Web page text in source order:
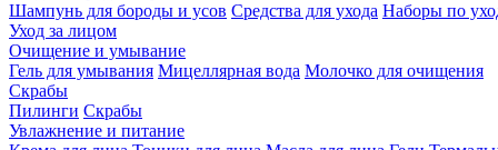
Шампунь для бороды и усов Средства для ухода Наборы по
Уход за лицом
Очищение и умывание
Гель для умывания Мицеллярная вода Молочко для очищения
Скрабы
Пилинги Скрабы
Увлажнение и питание